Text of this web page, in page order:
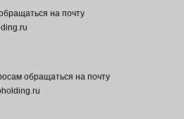
на почту
обращаться на почту